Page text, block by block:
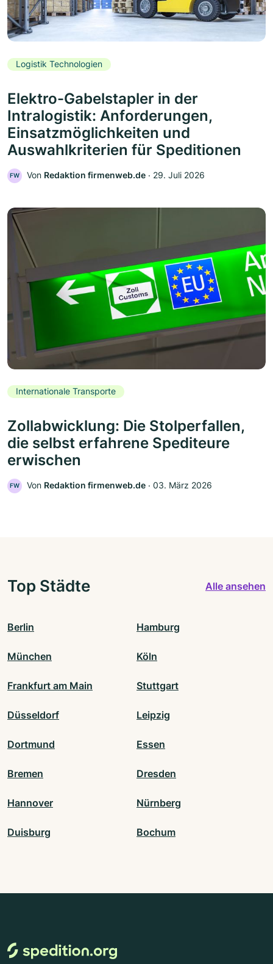
Logistik Technologien
Elektro-Gabelstapler in der
Intralogistik: Anforderungen,
Einsatzmöglichkeiten und
Auswahlkriterien für Speditionen
FW Von Redaktion firmenweb.de ‧ 29. Juli 2026
Internationale Transporte
Zollabwicklung: Die Stolperfallen,
die selbst erfahrene Spediteure
erwischen
FW Von Redaktion firmenweb.de ‧ 03. März 2026
Top Städte Alle ansehen
Berlin Hamburg
München Köln
Frankfurt am Main Stuttgart
Düsseldorf Leipzig
Dortmund Essen
Bremen Dresden
Hannover Nürnberg
Duisburg Bochum